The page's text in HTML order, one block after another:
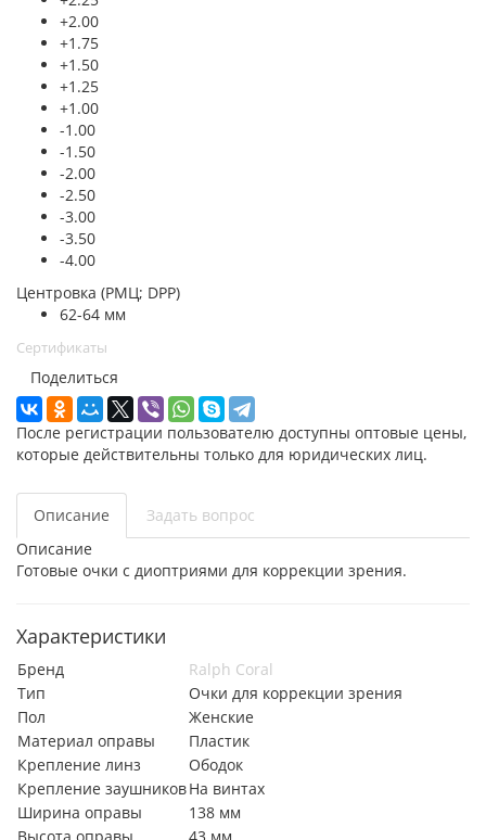
+2.00
+1.75
+1.50
+1.25
+1.00
-1.00
-1.50
-2.00
-2.50
-3.00
-3.50
-4.00
Центровка (РМЦ; DPP)
62-64 мм
Сертификаты
Поделиться
После регистрации пользователю доступны оптовые цены,
которые действительны только для юридических лиц.
Описание
Задать вопрос
Описание
Готовые очки с диоптриями для коррекции зрения.
Характеристики
Бренд
Ralph Coral
Тип
Очки для коррекции зрения
Пол
Женские
Материал оправы
Пластик
Крепление линз
Ободок
Крепление заушниковНа винтах
Ширина оправы
138 мм